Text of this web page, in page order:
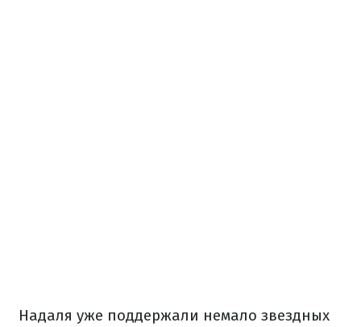
Надаля уже поддержали немало звездных